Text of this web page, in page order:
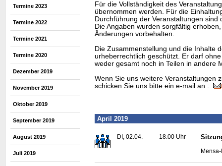
Termine 2023
Termine 2022
Termine 2021
Termine 2020
Dezember 2019
November 2019
Oktober 2019
September 2019
August 2019
Juli 2019
Für die Vollständigkeit des
übernommen werden. Für die
Durchführung der Veranstaltungen sind
Die Angaben wurden sorgfältig
Änderungen vorbehalten.
Die Zusammenstellung und die Inhalte
urheberrechtlich geschützt. Er darf
weder gesamt noch in Teilen in andere
Wenn Sie uns weitere Veranstaltungen
schicken Sie uns bitte ein e-mail an :
April 2019
DI, 02.04. 18.00 Uhr